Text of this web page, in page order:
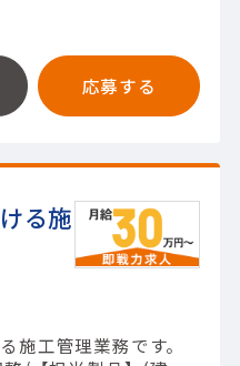
応募する
る施
施工管理業務です。